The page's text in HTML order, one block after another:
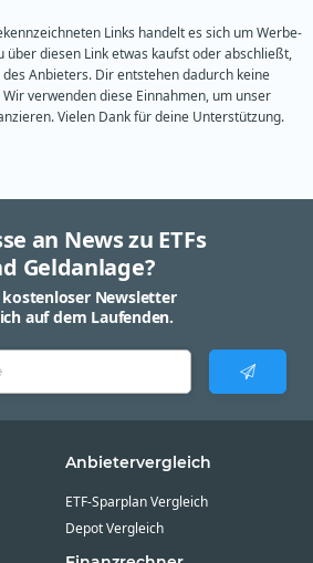
Links handelt es sich um Werbe-
über diesen Link etwas kaufst oder abschließt,
Anbieters. Dir entstehen dadurch keine
verwenden diese Einnahmen, um unser
Vielen Dank für deine Unterstützung.
an News zu ETFs
Geldanlage?
kostenloser Newsletter
auf dem Laufenden.
Anbietervergleich
ETF-Sparplan Vergleich
Depot Vergleich